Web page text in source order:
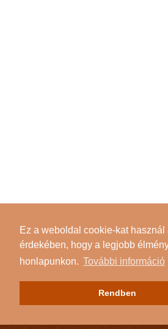
Ez a weboldal cookie-kat használ
érdekében, hogy a legjobb
honlapunkon. További információ
Rendben